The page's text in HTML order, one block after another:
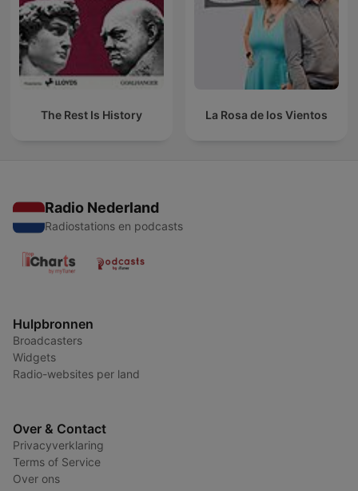
The Rest Is History La Rosa de los Vientos
Radio Nederland
Radiostations en podcasts
Hulpbronnen
Broadcasters
Widgets
Radio-websites per land
Over & Contact
Privacyverklaring
Terms of Service
Over ons